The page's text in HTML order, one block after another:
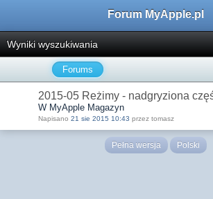
Forum MyApple.pl
Wyniki wyszukiwania
Forums
2015-05 Reżimy - nadgryziona
W MyApple Magazyn
Napisano 21 sie 2015 10:43 przez tomasz
Pełna wersja Polski